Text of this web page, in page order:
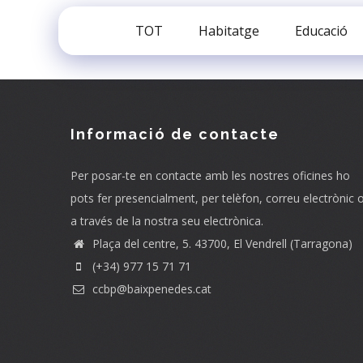
TOT Habitatge Educació
Informació de contacte
Per posar-te en contacte amb les nostres oficines ho
pots fer presencialment, per telèfon, correu electrònic o
a través de la nostra seu electrònica.
Plaça del centre, 5. 43700, El Vendrell (Tarragona)
(+34) 977 15 71 71
ccbp@baixpenedes.cat